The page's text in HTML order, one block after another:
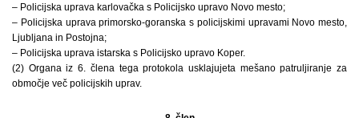
– Policijska uprava karlovačka s Policijsko upravo Novo mesto;
– Policijska uprava primorsko-goranska s policijskimi upravami Novo mesto,
Ljubljana in Postojna;
– Policijska uprava istarska s Policijsko upravo Koper.
(2) Organa iz 6. člena tega protokola usklajujeta mešano patruljiranje za
območje več policijskih uprav.